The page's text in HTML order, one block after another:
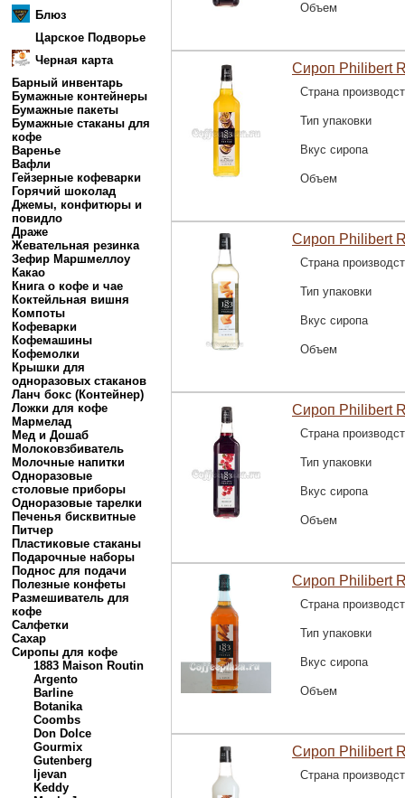
Блюз
Царское Подворье
Черная карта
Барный инвентарь
Бумажные контейнеры
Бумажные пакеты
Бумажные стаканы для
кофе
Варенье
Вафли
Гейзерные кофеварки
Горячий шоколад
Джемы, конфитюры и
повидло
Драже
Жевательная резинка
Зефир Маршмеллоу
Какао
Книга о кофе и чае
Коктейльная вишня
Компоты
Кофеварки
Кофемашины
Кофемолки
Крышки для
одноразовых стаканов
Ланч бокс (Контейнер)
Ложки для кофе
Мармелад
Мед и Дошаб
Молоковзбиватель
Молочные напитки
Одноразовые
столовые приборы
Одноразовые тарелки
Печенья бисквитные
Питчер
Пластиковые стаканы
Подарочные наборы
Поднос для подачи
Полезные конфеты
Размешиватель для
кофе
Салфетки
Сахар
Сиропы для кофе
1883 Maison Routin
Argento
Barline
Botanika
Coombs
Don Dolce
Gourmix
Gutenberg
Ijevan
Keddy
Объем
Сироп Philibert
Страна
Тип упаковки
Вкус сиропа
Объем
Сироп Philibert
Страна
Тип упаковки
Вкус сиропа
Объем
Сироп Philibert
Страна
Тип упаковки
Вкус сиропа
Объем
Сироп Philibert
Страна
Тип упаковки
Вкус сиропа
Объем
Сироп Philibert
Страна